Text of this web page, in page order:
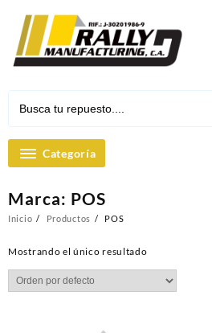
contenido
Categoría
Marca: POS
Inicio Productos POS
Mostrando el único resultado